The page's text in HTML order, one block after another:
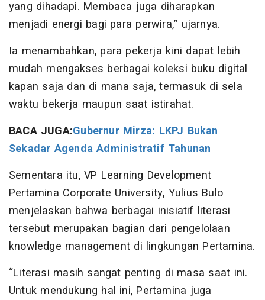
yang dihadapi. Membaca juga diharapkan
menjadi energi bagi para perwira,” ujarnya.
Ia menambahkan, para pekerja kini dapat lebih
mudah mengakses berbagai koleksi buku digital
kapan saja dan di mana saja, termasuk di sela
waktu bekerja maupun saat istirahat.
BACA JUGA:Gubernur Mirza: LKPJ Bukan
Sekadar Agenda Administratif Tahunan
Sementara itu, VP Learning Development
Pertamina Corporate University, Yulius Bulo
menjelaskan bahwa berbagai inisiatif literasi
tersebut merupakan bagian dari pengelolaan
knowledge management di lingkungan Pertamina.
“Literasi masih sangat penting di masa saat ini.
Untuk mendukung hal ini, Pertamina juga